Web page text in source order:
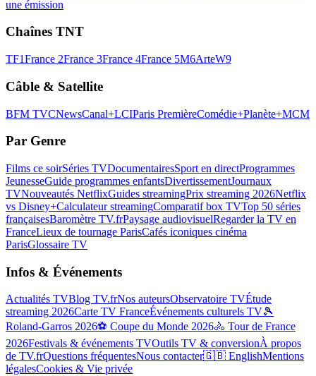
une émission
Chaînes TNT
TF1France 2France 3France 4France 5M6ArteW9
Câble & Satellite
BFM TVCNewsCanal+LCIParis PremièreComédie+Planète+MCM
Par Genre
Films ce soirSéries TVDocumentairesSport en directProgrammes
JeunesseGuide programmes enfantsDivertissementJournaux
TVNouveautés NetflixGuides streamingPrix streaming 2026Netflix
vs Disney+Calculateur streamingComparatif box TVTop 50 séries
françaisesBaromètre TV.frPaysage audiovisuelRegarder la TV en
FranceLieux de tournage ParisCafés iconiques cinéma
ParisGlossaire TV
Infos & Événements
Actualités TVBlog TV.frNos auteursObservatoire TVÉtude
streaming 2026Carte TV FranceÉvénements culturels TV🎾
Roland-Garros 2026⚽ Coupe du Monde 2026🚴 Tour de France
2026Festivals & événements TVOutils TV & conversionÀ propos
de TV.frQuestions fréquentesNous contacter🇬🇧 EnglishMentions
légalesCookies & Vie privée